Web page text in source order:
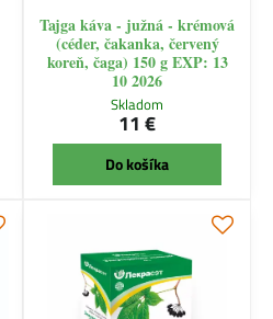
Tajga káva - južná - krémová
(céder, čakanka, červený
koreň, čaga) 150 g EXP: 13
10 2026
Skladom
11 €
Do košíka